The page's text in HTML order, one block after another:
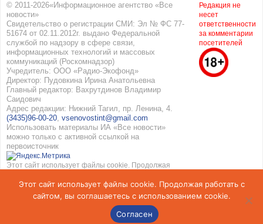
© 2011-2026«Информационное агентство «Все
новости»
Свидетельство о регистрации СМИ: Эл № ФС 77-
51674 от 02.11.2012г. выдано Федеральной
службой по надзору в сфере связи,
информационных технологий и массовых
коммуникаций (Роскомнадзор)
Учредитель: ООО «Радио-Экофонд»
Директор: Пудовкина Ирина Анатольевна
Главный редактор: Вахрутдинов Владимир
Саидович
Адрес редакции: Нижний Тагил, пр. Ленина, 4.
(3435)96-00-20, vsenovostint@gmail.com
Использовать материалы ИА «Все новости»
можно только с активной ссылкой на
первоисточник
Этот сайт использует файлы cookie. Продолжая
использованием cookie. Подробнее вПолитике
конфиденциальностииСоглашение об обработке
персональных данных
Редакция не
несет
ответственности
за комментарии
посетителей
Этот сайт использует файлы cookie. Продолжая работать с
сайтом, вы соглашаетесь с использованием cookie.
Согласен